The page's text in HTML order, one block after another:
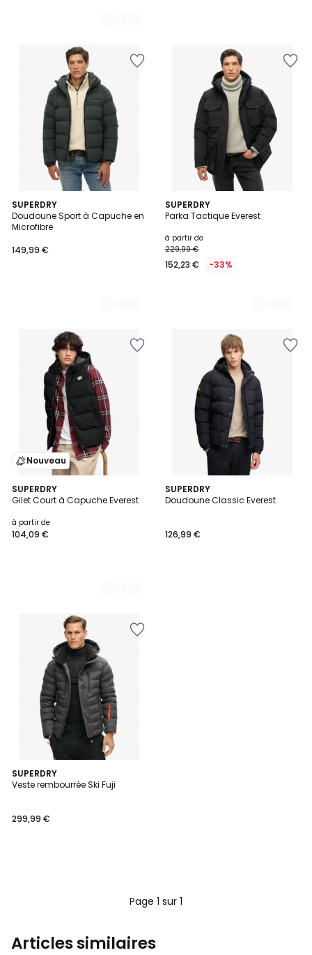
SUPERDRY
Doudoune Sport à Capuche en
Microfibre
149,99 €
4
Couleurs
SUPERDRY
Parka Tactique Everest
à partir de
229,99 €
152,23 € -33%
2
Couleurs
Nouveau
SUPERDRY
Gilet Court à Capuche Everest
à partir de
104,09 €
2
Couleurs
SUPERDRY
Doudoune Classic Everest
126,99 €
SUPERDRY
Veste rembourrée Ski Fuji
299,99 €
Page 1 sur 1
Articles similaires